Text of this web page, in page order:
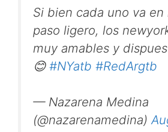
Si bien cada uno va en
paso ligero, los
muy amables y
😊 #NYatb #RedArgtb
— Nazarena Medina
(@nazarenamedina)